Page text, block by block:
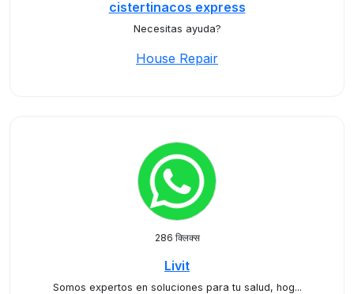
cistertinacos express
Necesitas ayuda?
House Repair
286 क्लिक्स
Livit
Somos expertos en soluciones para tu salud, hog...